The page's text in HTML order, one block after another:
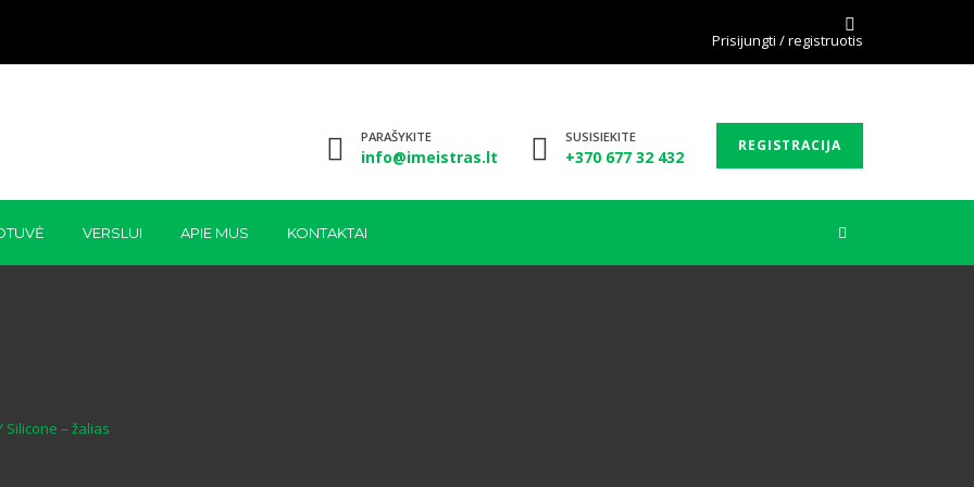
Prisijungti / registruotis
PARAŠYKITE
info@imeistras.lt
SUSISIEKITE
+370 677 32 432
REGISTRACIJA
VERSLUI APIE MUS KONTAKTAI
Silicone – žalias